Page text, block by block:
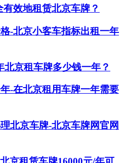
效地租赁北京车牌？
-北京小客车指标出租一年
北京租车牌多少钱一年？
-在北京租用车牌一年需要
北京车牌-北京车牌网官网